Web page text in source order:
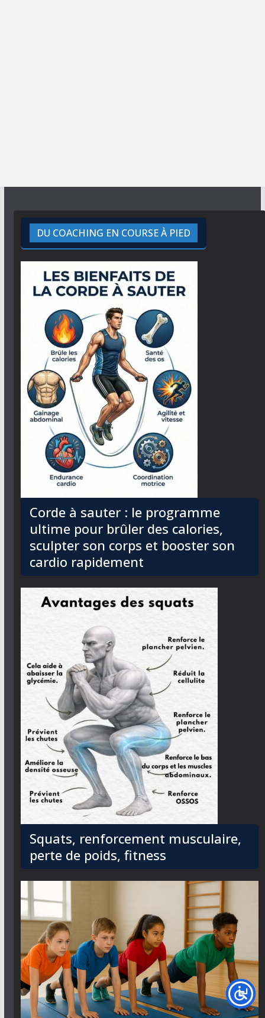
DU COACHING EN COURSE À PIED
Corde à sauter : le programme
ultime pour brûler des calories,
sculpter son corps et booster son
cardio rapidement
Squats, renforcement musculaire,
perte de poids, fitness